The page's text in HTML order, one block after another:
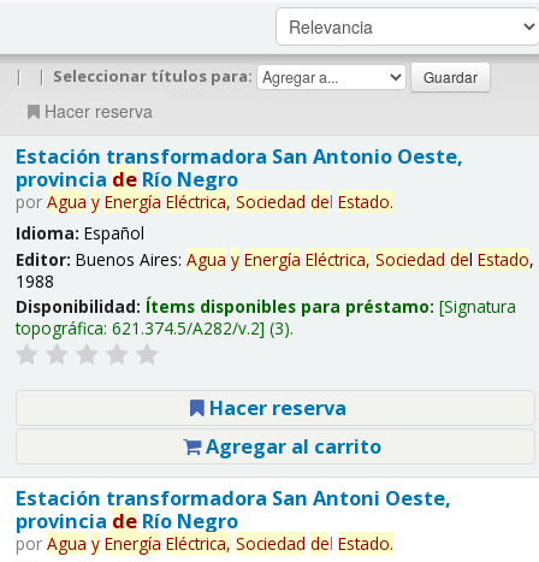
| | Seleccionar títulos para:
Hacer reserva
Estación transformadora San Antonio Oeste,
provincia deRío Negro
por Agua y Energía Eléctrica, Sociedad del Estado.
Idioma: Español
Editor: Buenos Aires: Agua y Energía Eléctrica, Sociedad del Estado,
1988
Disponibilidad: Ítems disponibles para préstamo: Signatura
topográfica: 621.374.5/A282/v.2 (3).
Hacer reserva
Agregar al carrito
Estación transformadora San Antoni Oeste,
provincia deRío Negro
por Agua y Energía Eléctrica, Sociedad del Estado.